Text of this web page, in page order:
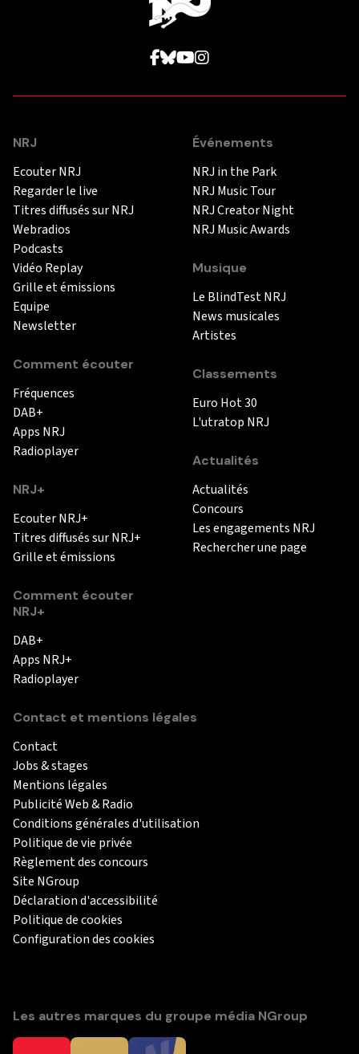
NRJ
Ecouter NRJ
Regarder le live
Titres diffusés sur NRJ
Webradios
Podcasts
Vidéo Replay
Grille et émissions
Equipe
Newsletter
Comment écouter
Fréquences
DAB+
Apps NRJ
Radioplayer
NRJ+
Ecouter NRJ+
Titres diffusés sur NRJ+
Grille et émissions
Comment écouter
NRJ+
DAB+
Apps NRJ+
Radioplayer
Événements
NRJ in the Park
NRJ Music Tour
NRJ Creator Night
NRJ Music Awards
Musique
Le BlindTest NRJ
News musicales
Artistes
Classements
Euro Hot 30
L'utratop NRJ
Actualités
Actualités
Concours
Les engagements NRJ
Rechercher une page
Contact et mentions légales
Contact
Jobs & stages
Mentions légales
Publicité Web & Radio
Conditions générales d'utilisation
Politique de vie privée
Règlement des concours
Site NGroup
Déclaration d'accessibilité
Politique de cookies
Configuration des cookies
Les autres marques du groupe média NGroup